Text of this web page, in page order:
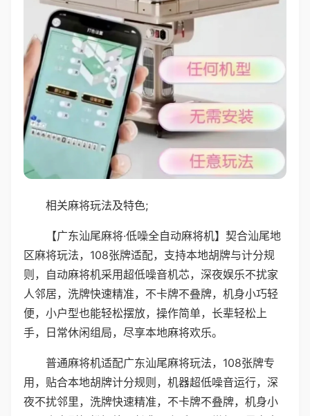
相关麻将玩法及特色;
【广东汕尾麻将·低噪全自动麻将机】契合汕尾地
区麻将玩法，108张牌适配，支持本地胡牌与计分规
则，自动麻将机采用超低噪音机芯，深夜娱乐不扰家
人邻居，洗牌快速精准，不卡牌不叠牌，机身小巧轻
便，小户型也能轻松摆放，操作简单，长辈轻松上
手，日常休闲组局，尽享本地麻将欢乐。
普通麻将机适配广东汕尾麻将玩法，108张牌专
用，贴合本地胡牌计分规则，机器超低噪音运行，深
夜不扰邻里，洗牌快速精准，不卡牌不叠牌，机身小